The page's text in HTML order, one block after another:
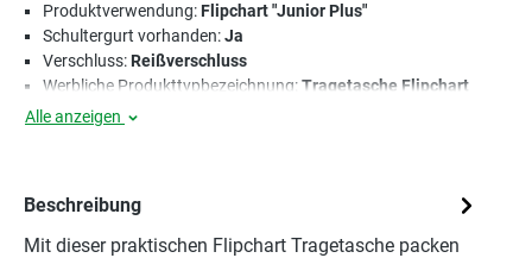
Produktverwendung:Flipchart "Junior Plus"
Schultergurt vorhanden:Ja
Verschluss:Reißverschluss
Werbliche Produkttypbezeichnung:Tragetasche Flipchart
Alle anzeigen
Beschreibung
Mit dieser praktischen Flipchart Tragetasche packen